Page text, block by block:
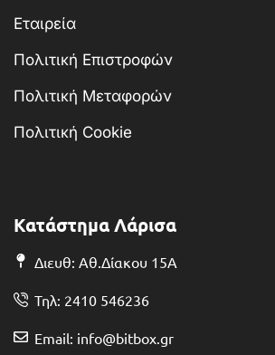
Εταιρεία
Πολιτική Επιστροφών
Πολιτική Μεταφορών
Πολιτική Cookie
Κατάστημα Λάρισα
Διευθ: Αθ.Δίακου 15Α
Τηλ: 2410 546236
Email: info@bitbox.gr